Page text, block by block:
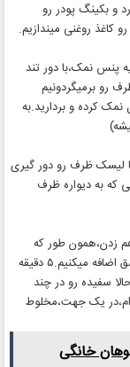
و بکینگ پودر رو
کاغذ روغنی میندازیم.
پنس نمک،با دور تند
رو برمیگردونیم
کرده و بردارید.به
لیسک ظرف رو دور گیری
که به دیواره ظرف
زدن،همون طور که
همزن روشن و در حال کار هست،آب جوش رو قاشق قاشق اضافه میکنیم.۵ دقیقه
سفیده رو در چند
یک جهت،مخلوط
خانگی